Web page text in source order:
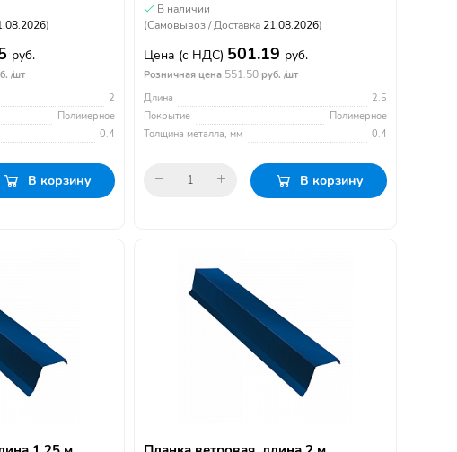
)
руб.
/шт
2
Полимерное
0.4
В корзину
В наличии
(Самовывоз / Доставка 21.08.2026)
Цена (с НДС) 501.19 руб.
Розничная цена 551.50руб. /шт
Длина
2.5
Покрытие
Полимерное
Толщина металла, мм
0.4
В корзину